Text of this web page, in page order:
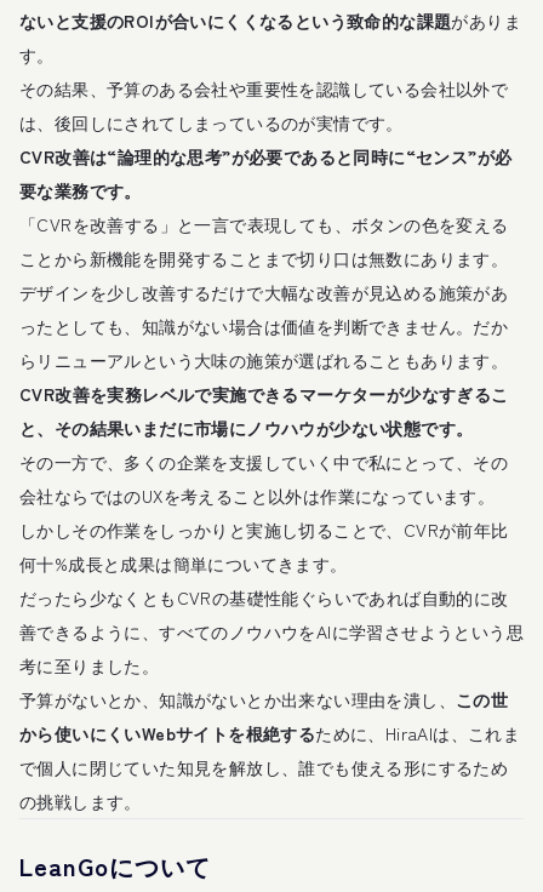
ないと支援のROIが合いにくくなるという致命的な課題がありま
す。
その結果、予算のある会社や重要性を認識している会社以外で
は、後回しにされてしまっているのが実情です。
CVR改善は“論理的な思考”が必要であると同時に“センス”が必
要な業務です。
「CVRを改善する」と一言で表現しても、ボタンの色を変える
ことから新機能を開発することまで切り口は無数にあります。
デザインを少し改善するだけで大幅な改善が見込める施策があ
ったとしても、知識がない場合は価値を判断できません。だか
らリニューアルという大味の施策が選ばれることもあります。
CVR改善を実務レベルで実施できるマーケターが少なすぎるこ
と、その結果いまだに市場にノウハウが少ない状態です。
その一方で、多くの企業を支援していく中で私にとって、その
会社ならではのUXを考えること以外は作業になっています。
しかしその作業をしっかりと実施し切ることで、CVRが前年比
何十%成長と成果は簡単についてきます。
だったら少なくともCVRの基礎性能ぐらいであれば自動的に改
善できるように、すべてのノウハウをAIに学習させようという思
考に至りました。
予算がないとか、知識がないとか出来ない理由を潰し、 この世
から使いにくいWebサイトを根絶するために、HiraAIは、これま
で個人に閉じていた知見を解放し、誰でも使える形にするため
の挑戦します。
LeanGoについて